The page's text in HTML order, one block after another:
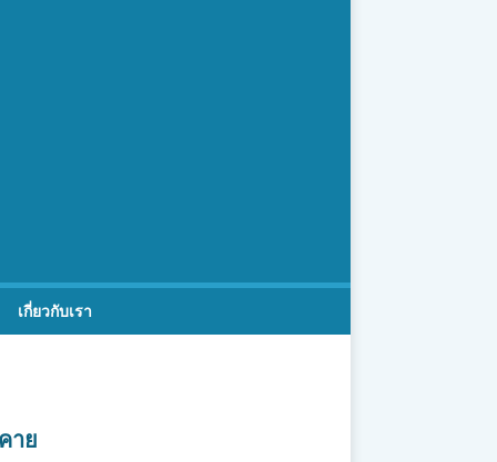
เกี่ยวกับเรา
าย